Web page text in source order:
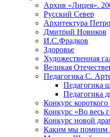
Архив «Лицея».
Русский Север
Архитектура
Дмитрий Новиков
И.С.Фрадков
Здоровье
Художественная
Великая
Педагогика С.
Педагогика
Педагогика
Конкурс короткого
Конкурс «Во весь
Конкурс новой
Каким мы помним